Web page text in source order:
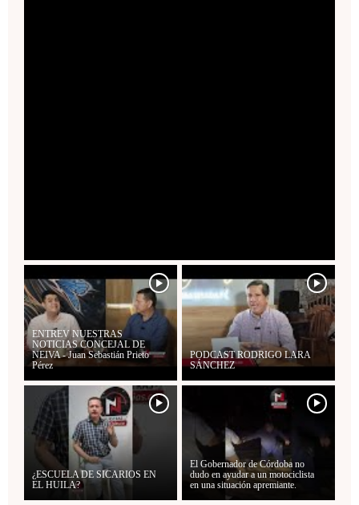
ENTREV NUESTRAS
NOTICIAS CONCEJAL DE
NEIVA - Juan Sebastián Prieto
Pérez
PODCAST RODRIGO LARA
SÁNCHEZ
¿ESCUELA DE SICARIOS EN
EL HUILA?
El Gobernador de Córdoba no
dudo en ayudar a un motociclista
en una situación apremiante.